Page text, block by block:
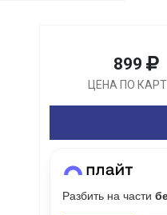
899
ЦЕНА ПО
Разбить на части